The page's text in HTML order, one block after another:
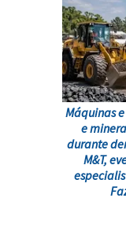
Máquinas
e
durante
M&T,